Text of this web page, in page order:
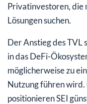
Privatinvestoren, die
Lösungen suchen.
Der Anstieg des TVL
in das DeFi-
möglicherweise zu
Nutzung führen
positionieren SEI